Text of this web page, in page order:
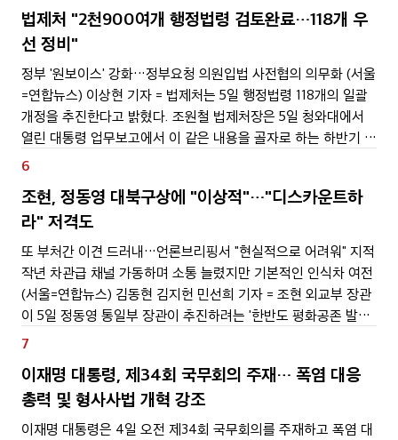
법제처 "2천900여개 행정법령 검토완료…118개 우
선 정비"
정부 '원보이스' 강화…정부요청 의원입법 사전협의 의무화 (서울
=연합뉴스) 이상현 기자 = 법제처는 5일 행정법령 118개의 일괄
개정을 추진한다고 밝혔다. 조원철 법제처장은 5일 청와대에서
열린 대통령 업무보고에서 이 같은 내용을 골자로 하는 하반기 주
요 업무 추진 계획을 밝혔다. 법제처는 올해 행정법령 3천496개
6
조현, 정동영 대북구상에 "이상적"…"디스카운트하
라" 저격도
또 부처간 이견 드러내…언론브리핑서 "현실적으로 어려워" 지적
작년 차관급 채널 가동하며 소통 늘렸지만 기본적인 인식차 여전
(서울=연합뉴스) 김동현 김지헌 민선희 기자 = 조현 외교부 장관
이 5일 정동영 통일부 장관이 추진하려는 '한반도 평화공존 발전
구상'을 현실적이지 않다고 지적하며 대북 정책 기조를 둘러싼 두
7
이재명 대통령, 제34회 국무회의 주재… 폭염 대응
총력 및 형사사법 개혁 강조
이재명 대통령은 4일 오전 제34회 국무회의를 주재하고 폭염 대